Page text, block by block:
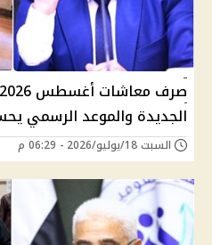
الجديدة والموعد الرسمي يحسم
السبت 18/يوليو/2026 - 06:29 م